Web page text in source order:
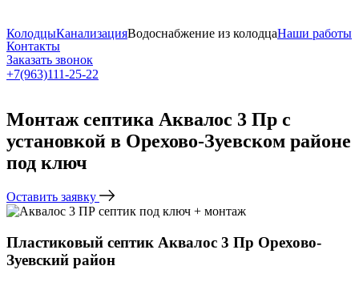
КолодцыКанализацияВодоснабжение из колодцаНаши работы
Контакты
Заказать звонок
+7(963)111-25-22
Монтаж септика Аквалос 3 Пр с
установкой в Орехово-Зуевском районе
под ключ
Оставить заявку
Пластиковый септик Аквалос 3 Пр Орехово-
Зуевский район